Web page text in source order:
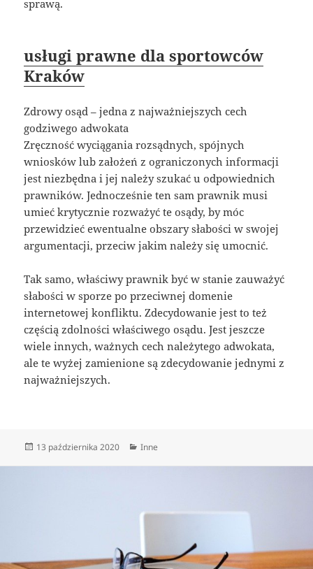
sprawą.
usługi prawne dla sportowców
Kraków
Zdrowy osąd – jedna z najważniejszych cech
godziwego adwokata
Zręczność wyciągania rozsądnych, spójnych
wniosków lub założeń z ograniczonych informacji
jest niezbędna i jej należy szukać u odpowiednich
prawników. Jednocześnie ten sam prawnik musi
umieć krytycznie rozważyć te osądy, by móc
przewidzieć ewentualne obszary słabości w swojej
argumentacji, przeciw jakim należy się umocnić.
Tak samo, właściwy prawnik być w stanie zauważyć
słabości w sporze po przeciwnej domenie
internetowej konfliktu. Zdecydowanie jest to też
częścią zdolności właściwego osądu. Jest jeszcze
wiele innych, ważnych cech należytego adwokata,
ale te wyżej zamienione są zdecydowanie jednymi z
najważniejszych.
Data
13 października 2020 Kategorie
Inne